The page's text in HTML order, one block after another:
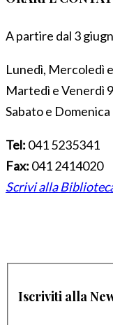
A partire dal 3
Lunedì, Mercoledì
Martedì e Venerdì
Sabato e
Tel: 041 5235341
Fax: 041 2414020
Scrivi alla
Iscriviti alla